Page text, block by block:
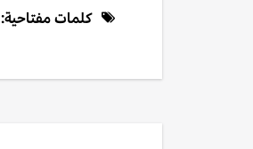
كلمات مفتاحية: